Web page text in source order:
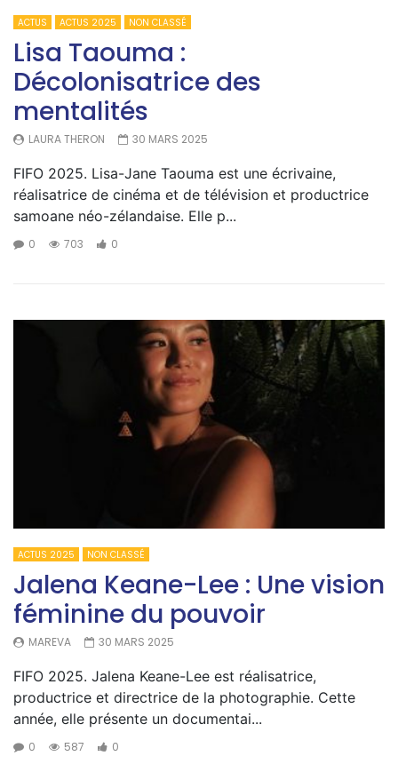
ACTUS ACTUS 2025 NON CLASSÉ
Lisa Taouma :
Décolonisatrice des
mentalités
LAURA THERON 30 MARS 2025
FIFO 2025. Lisa-Jane Taouma est une écrivaine,
réalisatrice de cinéma et de télévision et productrice
samoane néo-zélandaise. Elle p...
0 703 0
ACTUS 2025 NON CLASSÉ
Jalena Keane-Lee : Une vision
féminine du pouvoir
MAREVA 30 MARS 2025
FIFO 2025. Jalena Keane-Lee est réalisatrice,
productrice et directrice de la photographie. Cette
année, elle présente un documentai...
0 587 0